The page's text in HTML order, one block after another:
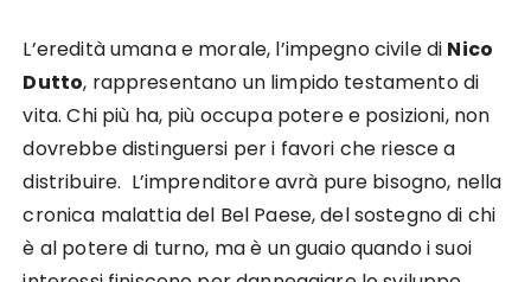
L’eredità umana e morale, l’impegno civile di Nico
Dutto, rappresentano un limpido testamento di
vita. Chi più ha, più occupa potere e posizioni, non
dovrebbe distinguersi per i favori che riesce a
distribuire. L’imprenditore avrà pure bisogno, nella
cronica malattia del Bel Paese, del sostegno di chi
è al potere di turno, ma è un guaio quando i suoi